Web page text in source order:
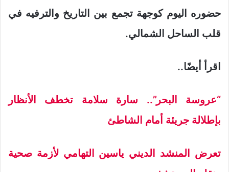
حضوره اليوم كوجهة تجمع بين التاريخ والترفيه في
قلب الساحل الشمالي.
اقرأ أيضًا..
“عروسة البحر”.. سارة سلامة تخطف الأنظار
بإطلالة جريئة أمام الشاطئ
تعرض المنشد الديني ياسين التهامي لأزمة صحية